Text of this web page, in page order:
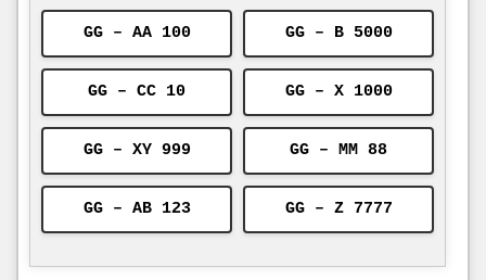
GG – AA 100 GG – B 5000
GG – CC 10 GG – X 1000
GG – XY 999 GG – MM 88
GG – AB 123 GG – Z 7777